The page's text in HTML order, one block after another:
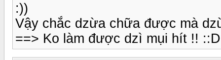
:))
Vậy chắc dzừa chữa được mà
==> Ko làm được dzì mụi hít !!